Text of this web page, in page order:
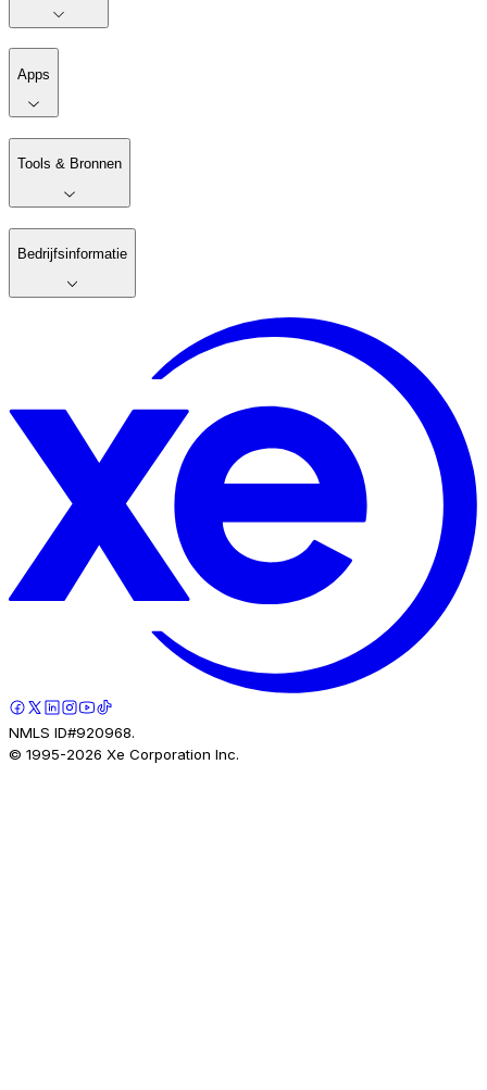
Apps
Tools & Bronnen
Bedrijfsinformatie
NMLS ID#920968.
© 1995-2026 Xe Corporation Inc.